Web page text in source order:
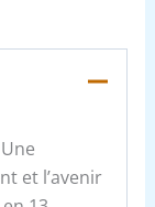
et l’avenir